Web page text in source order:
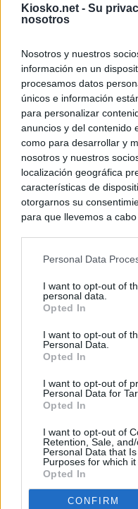
Kiosko.net - Su
nosotros
Nosotros y nuestros
información en un
procesamos datos
únicos e información
para personalizar
anuncios y del contenido
como para desarrollar y
nosotros y nuestros
localización geográfica
características de
otorgarnos su
para que llevemos a
negar su consentimiento.
de su consentimiento,
rechazar tal
cualquier momento
visitando nuestra política
Personal Data
I want to opt-out of
personal data.
Opted In
I want to opt-out of
Personal Data.
Opted In
I want to opt-out of
Personal Data for
Opted In
I want to opt-out of
Retention, Sale,
Personal Data that
Purposes for which it
Opted In
CONFIRM